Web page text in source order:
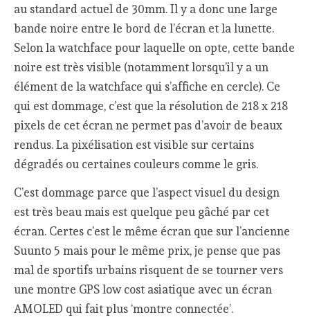
au standard actuel de 30mm. Il y a donc une large
bande noire entre le bord de l’écran et la lunette.
Selon la watchface pour laquelle on opte, cette bande
noire est très visible (notamment lorsqu’il y a un
élément de la watchface qui s’affiche en cercle). Ce
qui est dommage, c’est que la résolution de 218 x 218
pixels de cet écran ne permet pas d’avoir de beaux
rendus. La pixélisation est visible sur certains
dégradés ou certaines couleurs comme le gris.
C’est dommage parce que l’aspect visuel du design
est très beau mais est quelque peu gâché par cet
écran. Certes c’est le même écran que sur l’ancienne
Suunto 5 mais pour le même prix, je pense que pas
mal de sportifs urbains risquent de se tourner vers
une montre GPS low cost asiatique avec un écran
AMOLED qui fait plus ‘montre connectée’.